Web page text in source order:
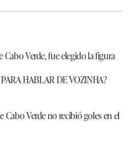
Cabo Verde, fue elegido la figura
HABLAR DE VOZINHA?
Cabo Verde no recibió goles en el